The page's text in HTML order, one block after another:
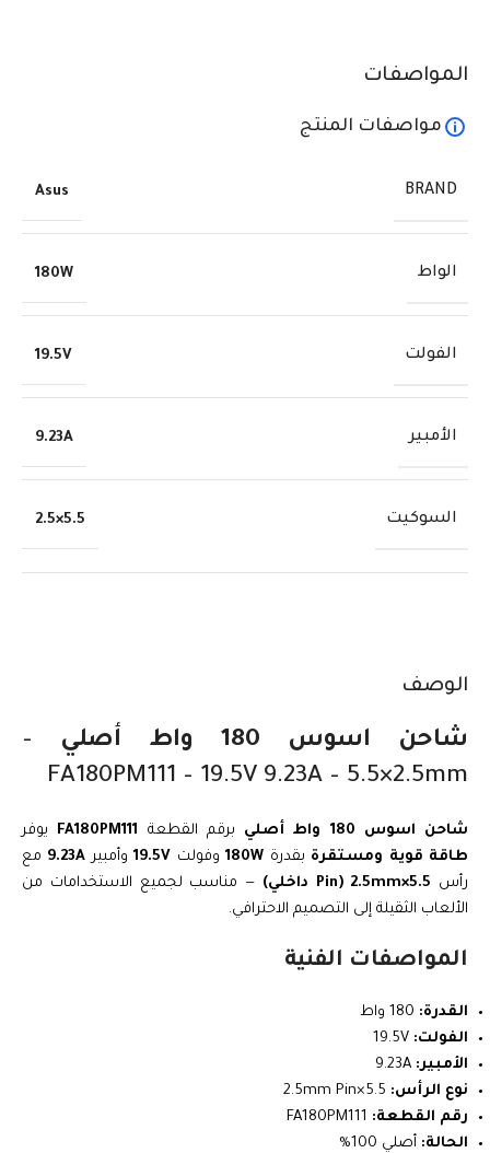
الوصف
شاحن اسوس 180 واط أصلي
–
FA180PM111 – 19.5V 9.23A – 5.5×2.5mm
شاحن اسوس 180 واط أصلي برقم القطعة FA180PM111 يوفر
طاقة قوية ومستقرة بقدرة 180Wوفولت 19.5Vوأمبير 9.23A مع
رأس 5.5×2.5mm (Pin داخلي)
— مناسب لجميع الاستخدامات من
الألعاب الثقيلة إلى التصميم الاحترافي.
المواصفات الفنية
القدرة:
الفولت:
الأمبير:
نوع الرأس:
رقم القطعة:
الحالة: أصلي 100%
المواصفات
مواصفات المنتج
BRAND
Asus
الواط 180W
الفولت 19.5V
الأمبير 9.23A
السوكيت 5.5×2.5